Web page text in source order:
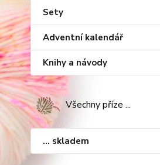
Sety
Adventní kalendář
Knihy a návody
Všechny příze ...
... skladem